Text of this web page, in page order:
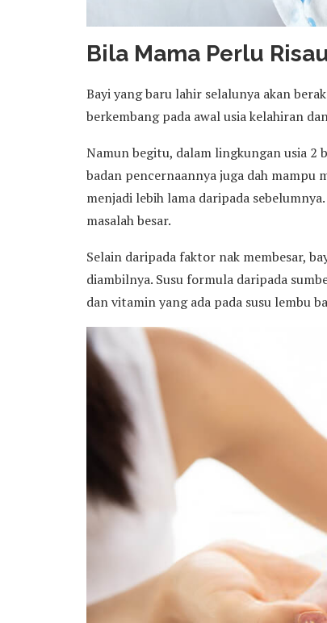
Bila Mama Perlu
Bayi yang baru lahir selalunya akan
berkembang pada awal usia kelahiran
Namun begitu, dalam lingkungan usia 2
badan pencernaannya juga dah mampu
menjadi lebih lama daripada
masalah besar.
Selain daripada faktor nak membesar,
diambilnya. Susu formula daripada
dan vitamin yang ada pada susu lembu